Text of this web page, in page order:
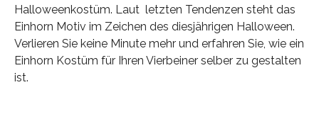
Halloweenkostüm. Laut letzten Tendenzen steht das
Einhorn Motiv im Zeichen des diesjährigen Halloween.
Verlieren Sie keine Minute mehr und erfahren Sie, wie ein
Einhorn Kostüm für Ihren Vierbeiner selber zu gestalten
ist.